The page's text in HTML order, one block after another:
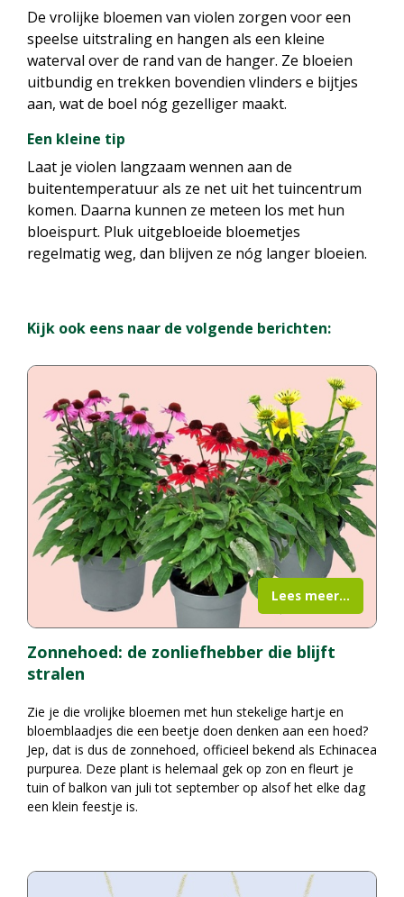
De vrolijke bloemen van violen zorgen voor een
speelse uitstraling en hangen als een kleine
waterval over de rand van de hanger. Ze bloeien
uitbundig en trekken bovendien vlinders e bijtjes
aan, wat de boel nóg gezelliger maakt.
Een kleine tip
Laat je violen langzaam wennen aan de
buitentemperatuur als ze net uit het tuincentrum
komen. Daarna kunnen ze meteen los met hun
bloeispurt. Pluk uitgebloeide bloemetjes
regelmatig weg, dan blijven ze nóg langer bloeien.
Kijk ook eens naar de volgende berichten:
Zonnehoed: de zonliefhebber die blijft
stralen
Zie je die vrolijke bloemen met hun stekelige hartje en
bloemblaadjes die een beetje doen denken aan een hoed?
Jep, dat is dus de zonnehoed, officieel bekend als Echinacea
purpurea. Deze plant is helemaal gek op zon en fleurt je
tuin of balkon van juli tot september op alsof het elke dag
een klein feestje is.
Lees meer...